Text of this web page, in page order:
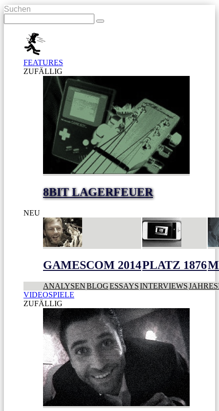
Suchen
FEATURES
ZUFÄLLIG
8BIT LAGERFEUER
NEU
GAMESCOM 2014PLATZ 1876
ANALYSENBLOGESSAYSINTERVIEWS
VIDEOSPIELE
ZUFÄLLIG